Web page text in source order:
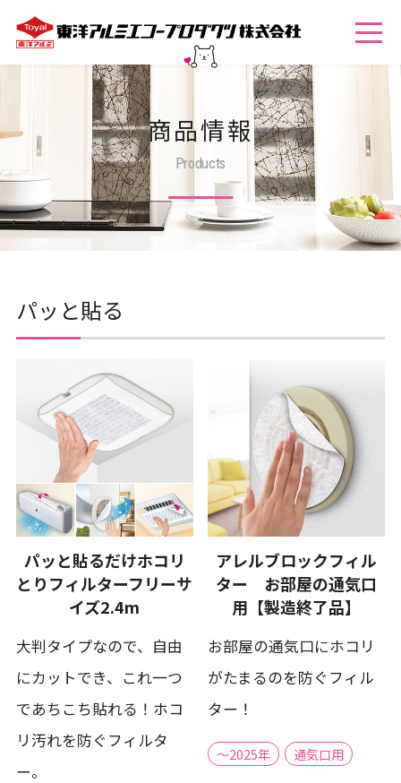
商品情報
Products
パッと貼る
パッと貼るだけホコリ
とりフィルターフリーサ
イズ2.4m
大判タイプなので、自由
にカットでき、これ一つ
であちこち貼れる！ホコ
リ汚れを防ぐフィルタ
ー。
アレルブロックフィル
ター お部屋の通気口
用【製造終了品】
お部屋の通気口にホコリ
がたまるのを防ぐフィル
ター！
～2025年 通気口用